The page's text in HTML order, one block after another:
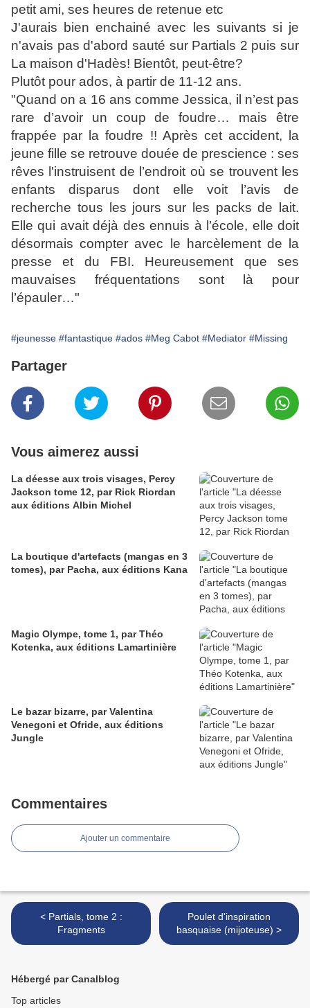
petit ami, ses heures de retenue etc
J'aurais bien enchainé avec les suivants si je
n'avais pas d'abord sauté sur Partials 2 puis sur
La maison d'Hadès! Bientôt, peut-être?
Plutôt pour ados, à partir de 11-12 ans.
"Quand on a 16 ans comme Jessica, il n’est pas
rare d’avoir un coup de foudre… mais être
frappée par la foudre !! Après cet accident, la
jeune fille se retrouve douée de prescience : ses
rêves l'instruisent de l’endroit où se trouvent les
enfants disparus dont elle voit l’avis de
recherche tous les jours sur les packs de lait.
Elle qui avait déjà des ennuis à l’école, elle doit
désormais compter avec le harcèlement de la
presse et du FBI. Heureusement que ses
mauvaises fréquentations sont là pour
l’épauler…"
#jeunesse #fantastique #ados #Meg Cabot #Mediator #Missing
Partager
Vous aimerez aussi
La déesse aux trois visages, Percy
Jackson tome 12, par Rick Riordan
aux éditions Albin Michel
La boutique d'artefacts (mangas en 3
tomes), par Pacha, aux éditions Kana
Magic Olympe, tome 1, par Théo
Kotenka, aux éditions Lamartinière
Le bazar bizarre, par Valentina
Venegoni et Ofride, aux éditions
Jungle
Commentaires
Ajouter un commentaire
< Partials, tome 2 :
Fragments
Poulet d'inspiration
basquaise (mijoteuse) >
Hébergé par Canalblog
Top articles